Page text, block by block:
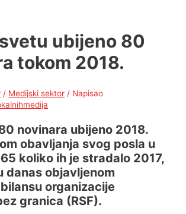
svetu ubijeno 80
tokom 2018.
/ Medijski sektor / Napisao
novinara ubijeno 2018.
obavljanja svog posla u
koliko ih je stradalo 2017,
danas objavljenom
organizacije
granica (RSF).